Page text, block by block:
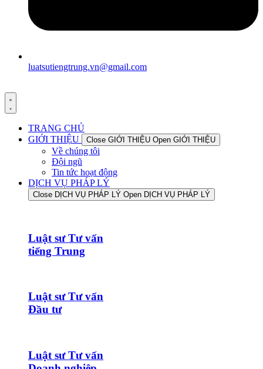
luatsutiengtrung.vn@gmail.com
TRANG CHỦ
GIỚI THIỆU
Close GIỚI THIỆU Open GIỚI THIỆU
Về chúng tôi
Đội ngũ
Tin tức hoạt động
DỊCH VỤ PHÁP LÝ
Close DỊCH VỤ PHÁP LÝ Open DỊCH VỤ PHÁP LÝ
Luật sư Tư vấn
tiếng Trung
Luật sư Tư vấn
Đầu tư
Luật sư Tư vấn